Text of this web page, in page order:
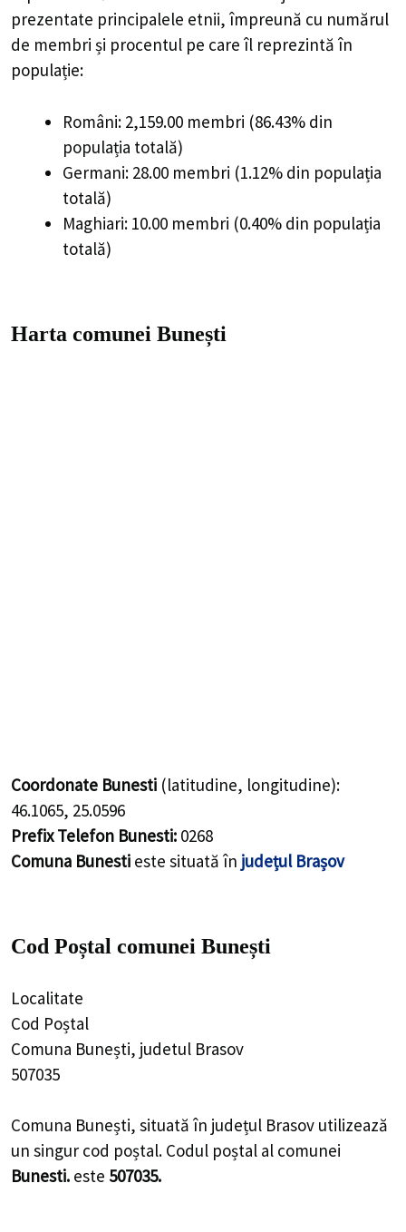
prezentate principalele etnii, împreună cu numărul
de membri și procentul pe care îl reprezintă în
populație:
Români: 2,159.00 membri (86.43% din
populația totală)
Germani: 28.00 membri (1.12% din populația
totală)
Maghiari: 10.00 membri (0.40% din populația
totală)
Harta comunei Bunești
Coordonate Bunesti (latitudine, longitudine):
46.1065, 25.0596
Prefix Telefon Bunesti: 0268
Comuna Bunesti este situată în județul Brașov
Cod Poștal comunei Bunești
Localitate
Cod Poștal
Comuna Bunești, judetul Brasov
507035
Comuna Bunești, situată în județul Brasov utilizează
un singur cod poștal. Codul poștal al comunei
Bunesti. este 507035.